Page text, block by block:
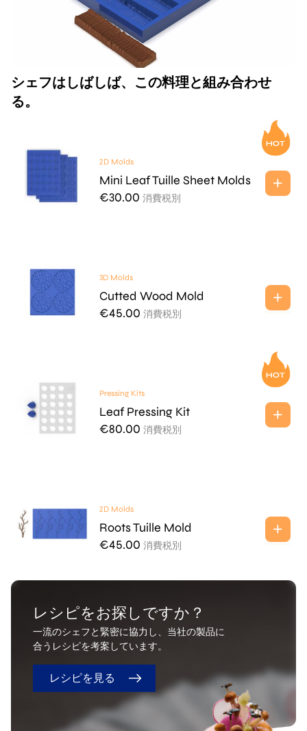
シェフはしばしば、この料理と組み合わせ
る。
2D Molds
Mini Leaf Tuille Sheet Molds
€30.00 消費税別
3D Molds
Cutted Wood Mold
€45.00 消費税別
Pressing Kits
Leaf Pressing Kit
€80.00 消費税別
2D Molds
Roots Tuille Mold
€45.00 消費税別
レシピをお探しですか？
一流のシェフと緊密に協力し、当社の製品に
合うレシピを考案しています。
レシピを見る